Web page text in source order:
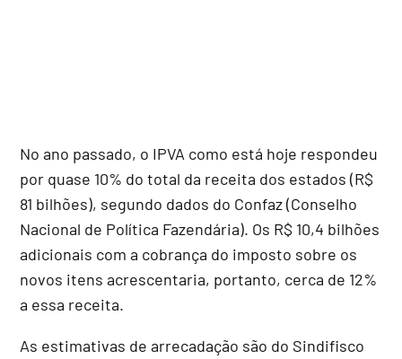
No ano passado, o IPVA como está hoje respondeu
por quase 10% do total da receita dos estados (R$
81 bilhões), segundo dados do Confaz (Conselho
Nacional de Política Fazendária). Os R$ 10,4 bilhões
adicionais com a cobrança do imposto sobre os
novos itens acrescentaria, portanto, cerca de 12%
a essa receita.
As estimativas de arrecadação são do Sindifisco